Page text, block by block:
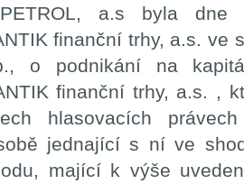
a.s byla
finanční trhy, a.s. ve
o podnikání na
finanční trhy, a.s. ,
hlasovacích
jednající s ní ve
mající k výše